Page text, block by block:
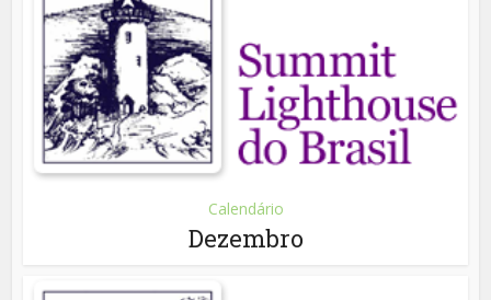
Calendário
Dezembro